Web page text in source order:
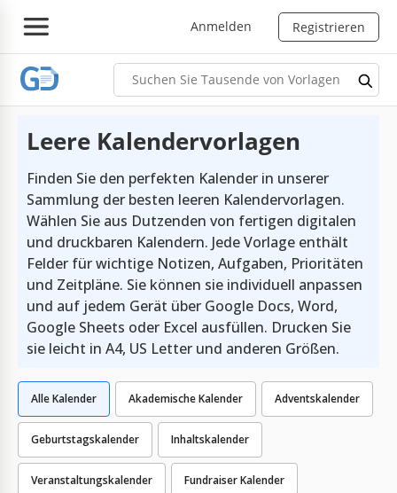
Anmelden Registrieren
Leere Kalendervorlagen
Finden Sie den perfekten Kalender in unserer
Sammlung der besten leeren Kalendervorlagen.
Wählen Sie aus Dutzenden von fertigen digitalen
und druckbaren Kalendern. Jede Vorlage enthält
Felder für wichtige Notizen, Aufgaben, Prioritäten
und Zeitpläne. Sie können sie individuell anpassen
und auf jedem Gerät über Google Docs, Word,
Google Sheets oder Excel ausfüllen. Drucken Sie
sie leicht in A4, US Letter und anderen Größen.
Alle Kalender Akademische Kalender Adventskalender
Geburtstagskalender Inhaltskalender
Veranstaltungskalender Fundraiser Kalender